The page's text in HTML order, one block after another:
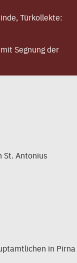
Türkollekte:
Segnung der
St. Antonius
in Pirna